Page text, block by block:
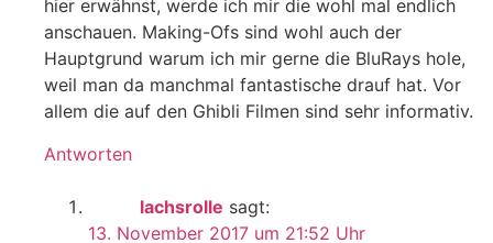
hier erwähnst, werde ich mir die wohl mal endlich
anschauen. Making-Ofs sind wohl auch der
Hauptgrund warum ich mir gerne die BluRays hole,
weil man da manchmal fantastische drauf hat. Vor
allem die auf den Ghibli Filmen sind sehr informativ.
Antworten
lachsrolle sagt:
13. November 2017 um 21:52 Uhr